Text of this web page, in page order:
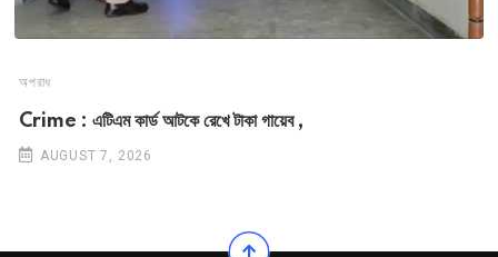
অপরাধ
Crime : এটিএম কার্ড আটকে রেখে টাকা গায়েব ,
AUGUST 7, 2026